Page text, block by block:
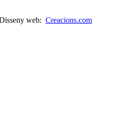
web: Creacions.com